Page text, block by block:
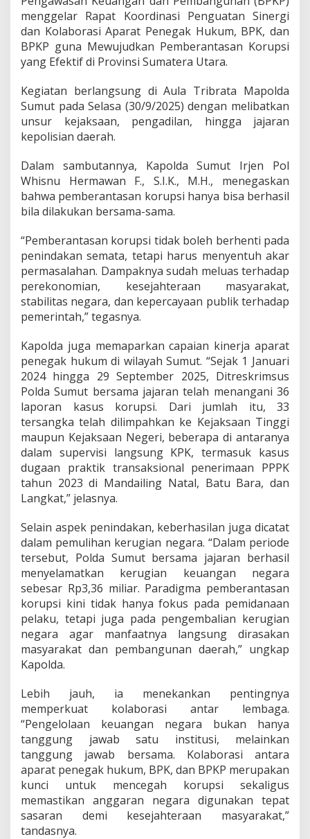
d
a
n
B
a
n
t
o
r
u
p
d
i
S
u
m
t
menggelar Rapat Koordinasi Penguatan Sinergi
dan Kolaborasi Aparat Penegak Hukum, BPK, dan
BPKP guna Mewujudkan Pemberantasan Korupsi
yang Efektif di Provinsi Sumatera Utara.
Kegiatan berlangsung di Aula Tribrata Mapolda
Sumut pada Selasa (30/9/2025) dengan melibatkan
unsur kejaksaan, pengadilan, hingga jajaran
kepolisian daerah.
Dalam sambutannya, Kapolda Sumut Irjen Pol
Whisnu Hermawan F., S.I.K., M.H., menegaskan
bahwa pemberantasan korupsi hanya bisa berhasil
bila dilakukan bersama-sama.
“Pemberantasan korupsi tidak boleh berhenti pada
penindakan semata, tetapi harus menyentuh akar
permasalahan. Dampaknya sudah meluas terhadap
perekonomian, kesejahteraan masyarakat,
stabilitas negara, dan kepercayaan publik terhadap
pemerintah,” tegasnya.
Kapolda juga memaparkan capaian kinerja aparat
penegak hukum di wilayah Sumut. “Sejak 1 Januari
2024 hingga 29 September 2025, Ditreskrimsus
Polda Sumut bersama jajaran telah menangani 36
laporan kasus korupsi. Dari jumlah itu, 33
tersangka telah dilimpahkan ke Kejaksaan Tinggi
maupun Kejaksaan Negeri, beberapa di antaranya
dalam supervisi langsung KPK, termasuk kasus
dugaan praktik transaksional penerimaan PPPK
tahun 2023 di Mandailing Natal, Batu Bara, dan
Langkat,” jelasnya.
Selain aspek penindakan, keberhasilan juga dicatat
dalam pemulihan kerugian negara. “Dalam periode
tersebut, Polda Sumut bersama jajaran berhasil
menyelamatkan kerugian keuangan negara
sebesar Rp3,36 miliar. Paradigma pemberantasan
korupsi kini tidak hanya fokus pada pemidanaan
pelaku, tetapi juga pada pengembalian kerugian
negara agar manfaatnya langsung dirasakan
masyarakat dan pembangunan daerah,” ungkap
Kapolda.
Lebih jauh, ia menekankan pentingnya
memperkuat kolaborasi antar lembaga.
“Pengelolaan keuangan negara bukan hanya
tanggung jawab satu institusi, melainkan
tanggung jawab bersama. Kolaborasi antara
aparat penegak hukum, BPK, dan BPKP merupakan
kunci untuk mencegah korupsi sekaligus
memastikan anggaran negara digunakan tepat
sasaran demi kesejahteraan masyarakat,”
tandasnya.